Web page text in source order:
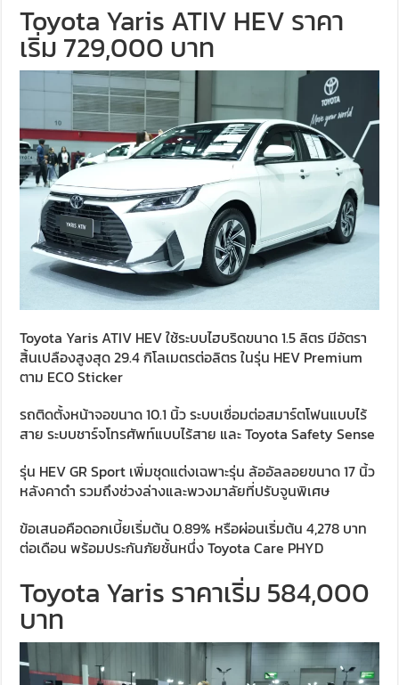
Toyota Yaris ATIV HEV ราคา
เริ่ม 729,000 บาท
Toyota Yaris ATIV HEV ใช้ระบบไฮบริดขนาด 1.5 ลิตร มีอัตรา
สิ้นเปลืองสูงสุด 29.4 กิโลเมตรต่อลิตร ในรุ่น HEV Premium
ตาม ECO Sticker
รถติดตั้งหน้าจอขนาด 10.1 นิ้ว ระบบเชื่อมต่อสมาร์ตโฟนแบบไร้
สาย ระบบชาร์จโทรศัพท์แบบไร้สาย และ Toyota Safety Sense
รุ่น HEV GR Sport เพิ่มชุดแต่งเฉพาะรุ่น ล้ออัลลอยขนาด 17 นิ้ว
หลังคาดำ รวมถึงช่วงล่างและพวงมาลัยที่ปรับจูนพิเศษ
ข้อเสนอคือดอกเบี้ยเริ่มต้น 0.89% หรือผ่อนเริ่มต้น 4,278 บาท
ต่อเดือน พร้อมประกันภัยชั้นหนึ่ง Toyota Care PHYD
Toyota Yaris ราคาเริ่ม 584,000
บาท